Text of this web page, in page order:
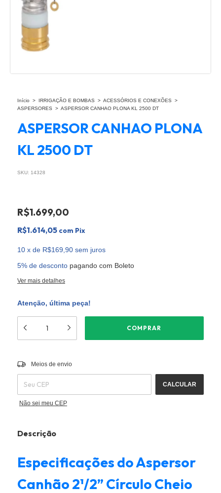
Início > IRRIGAÇÃO E BOMBAS > ACESSÓRIOS E CONEXÕES
>
ASPERSORES
> ASPERSOR CANHAO PLONA KL 2500 DT
ASPERSOR CANHAO PLONA
KL 2500 DT
SKU: 14328
R$1.699,00
R$1.614,05 com Pix
10 x de R$169,90 sem juros
5% de desconto pagando com Boleto
Ver mais detalhes
Atenção, última peça!
Entregas para o CEP:
Meios de envio
CALCULAR
Não sei meu CEP
Descrição
Especificações do Aspersor
Canhão 2¹/2” Círculo Cheio